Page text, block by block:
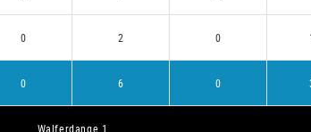
0 2 0
0 6 0
Walferdange 1